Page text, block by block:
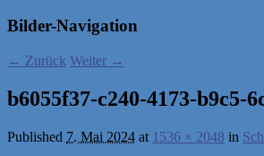
Bilder-Navigation
← Zurück Weiter →
b6055f37-c240-4173-b9c5-
Published 7. Mai 2024 at 1536 × 2048 in